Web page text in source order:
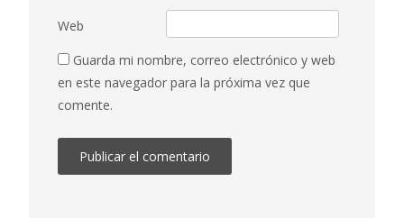
Web
Guarda mi nombre, correo electrónico y web
en este navegador para la próxima vez que
comente.